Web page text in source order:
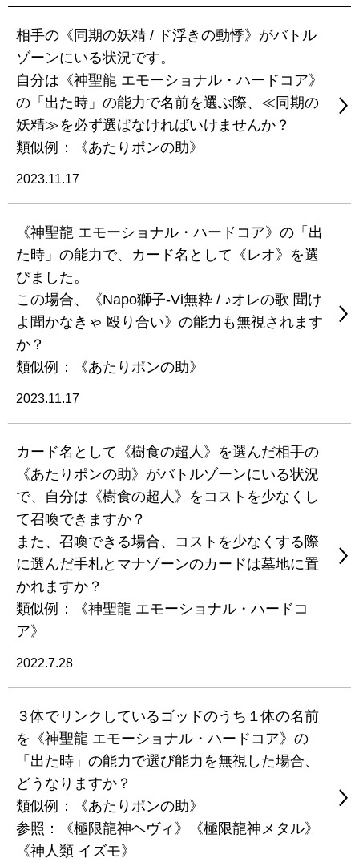
相手の《同期の妖精 / ド浮きの動悸》がバトル
ゾーンにいる状況です。
自分は《神聖龍 エモーショナル・ハードコア》
の「出た時」の能力で名前を選ぶ際、≪同期の
妖精≫を必ず選ばなければいけませんか？
類似例：《あたりポンの助》
2023.11.17
《神聖龍 エモーショナル・ハードコア》の「出
た時」の能力で、カード名として《レオ》を選
びました。
この場合、《Napo獅子-Vi無粋 / ♪オレの歌 聞け
よ聞かなきゃ 殴り合い》の能力も無視されます
か？
類似例：《あたりポンの助》
2023.11.17
カード名として《樹食の超人》を選んだ相手の
《あたりポンの助》がバトルゾーンにいる状況
で、自分は《樹食の超人》をコストを少なくし
て召喚できますか？
また、召喚できる場合、コストを少なくする際
に選んだ手札とマナゾーンのカードは墓地に置
かれますか？
類似例：《神聖龍 エモーショナル・ハードコ
ア》
2022.7.28
３体でリンクしているゴッドのうち１体の名前
を《神聖龍 エモーショナル・ハードコア》の
「出た時」の能力で選び能力を無視した場合、
どうなりますか？
類似例：《あたりポンの助》
参照：《極限龍神ヘヴィ》《極限龍神メタル》
《神人類 イズモ》